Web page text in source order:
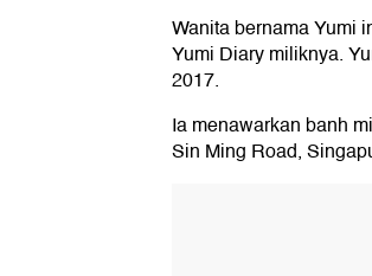
Wanita bernama Yumi
Yumi Diary miliknya.
2017.
Ia menawarkan banh
Sin Ming Road,